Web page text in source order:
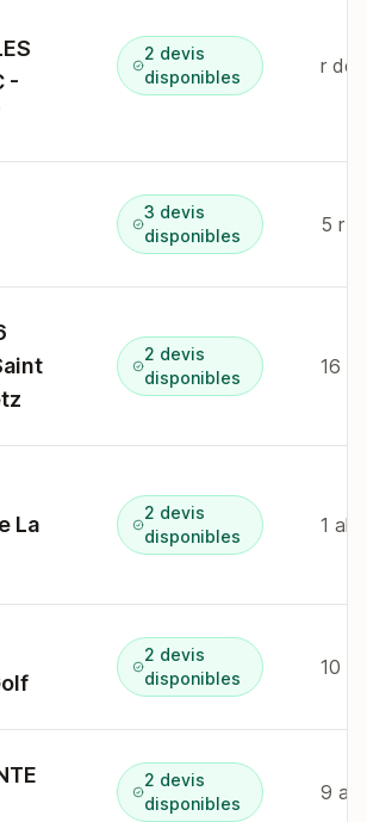
-
2 devis
disponibles
r de
3 devis
disponibles
5 r
2 devis
disponibles
La
2 devis
disponibles
1 all
2 devis
disponibles
10
2 devis
disponibles
9 av